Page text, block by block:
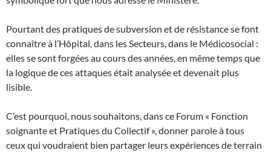
Pourtant des pratiques de subversion et de résistance se font
connaître à l’Hôpital, dans les Secteurs, dans le Médicosocial :
elles se sont forgées au cours des années, en même temps que
la logique de ces attaques était analysée et devenait plus
lisible.
C’est pourquoi, nous souhaitons, dans ce Forum « Fonction
soignante et Pratiques du Collectif », donner parole à tous
ceux qui voudraient bien partager leurs expériences de terrain